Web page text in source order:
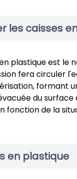
les caisses
plastique est le
fera circuler
formant
du surface
de la
en plastique